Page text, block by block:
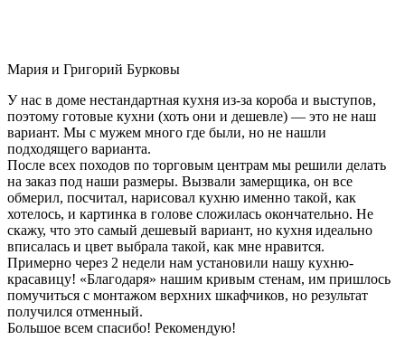
Мария и Григорий Бурковы
У нас в доме нестандартная кухня из-за короба и выступов,
поэтому готовые кухни (хоть они и дешевле) — это не наш
вариант. Мы с мужем много где были, но не нашли
подходящего варианта.
После всех походов по торговым центрам мы решили делать
на заказ под наши размеры. Вызвали замерщика, он все
обмерил, посчитал, нарисовал кухню именно такой, как
хотелось, и картинка в голове сложилась окончательно. Не
скажу, что это самый дешевый вариант, но кухня идеально
вписалась и цвет выбрала такой, как мне нравится.
Примерно через 2 недели нам установили нашу кухню-
красавицу! «Благодаря» нашим кривым стенам, им пришлось
помучиться с монтажом верхних шкафчиков, но результат
получился отменный.
Большое всем спасибо! Рекомендую!